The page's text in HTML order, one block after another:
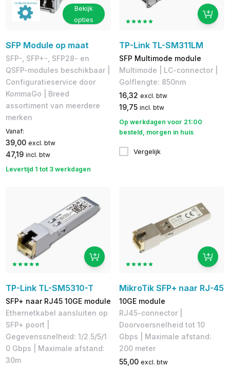
Bekijk
opties
SFP Module op maat
SFP-, SFP+-, SFP28- en
QSFP-modules beschikbaar |
Configuratieservice door
KommaGo | Breed
assortiment van meerdere
merken
Vanaf:
39,00 excl. btw
47,19 incl. btw
Levertijd 1 tot 3 werkdagen
TP-Link TL-SM311LM
SFP Multimode module
Multimode | LC-connector |
Golflengte: 850nm
16,32 excl. btw
19,75 incl. btw
Op werkdagen voor 21:00
besteld, morgen in huis
Vergelijk
TP-Link TL-SM5310-T
SFP+ naar RJ45 10GE module
Ethernetkabel aansluiten op
SFP+ poort |
Gegevenssnelheid: 1/2.5/5/1
0 Gbps | Maximale afstand:
30m
MikroTik SFP+ naar RJ-45
10GE module
RJ45-connector |
Doorvoersnelheid tot 10
Gbps | Maximale afstand:
200 meter
55,00 excl. btw